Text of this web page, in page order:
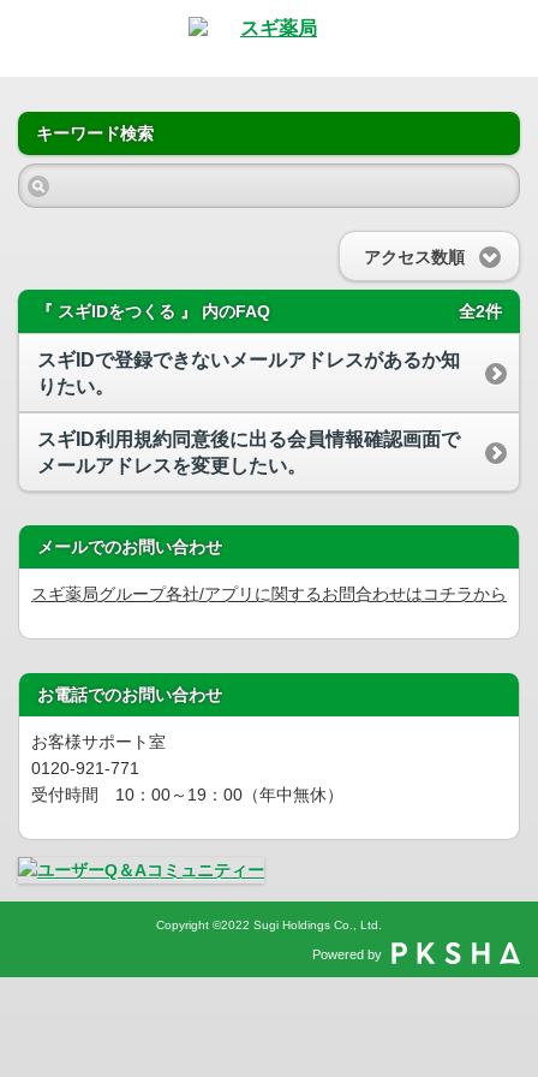
キーワード検索
アクセス数順
『 スギIDをつくる 』 内のFAQ 全2件
スギIDで登録できないメールアドレスがあるか知
りたい。
スギID利用規約同意後に出る会員情報確認画面で
メールアドレスを変更したい。
メールでのお問い合わせ
スギ薬局グループ各社/アプリに関するお問合わせはコチラから
お電話でのお問い合わせ
お客様サポート室
0120-921-771
受付時間 10：00～19：00（年中無休）
Copyright ©2022 Sugi Holdings Co., Ltd.
Powered by